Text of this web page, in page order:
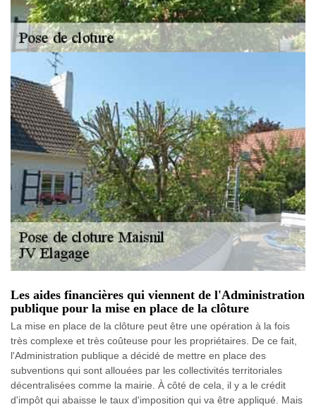
Les aides financières qui viennent de l'Administration
publique pour la mise en place de la clôture
La mise en place de la clôture peut être une opération à la fois
très complexe et très coûteuse pour les propriétaires. De ce fait,
l'Administration publique a décidé de mettre en place des
subventions qui sont allouées par les collectivités territoriales
décentralisées comme la mairie. À côté de cela, il y a le crédit
d'impôt qui abaisse le taux d'imposition qui va être appliqué. Mais